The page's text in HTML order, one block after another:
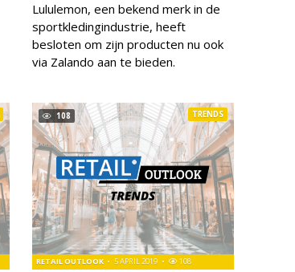
Lululemon, een bekend merk in de
sportkledingindustrie, heeft
besloten om zijn producten nu ook
via Zalando aan te bieden.
108
RETAIL OUTLOOK 5 APRIL 2019 108
TRENDS